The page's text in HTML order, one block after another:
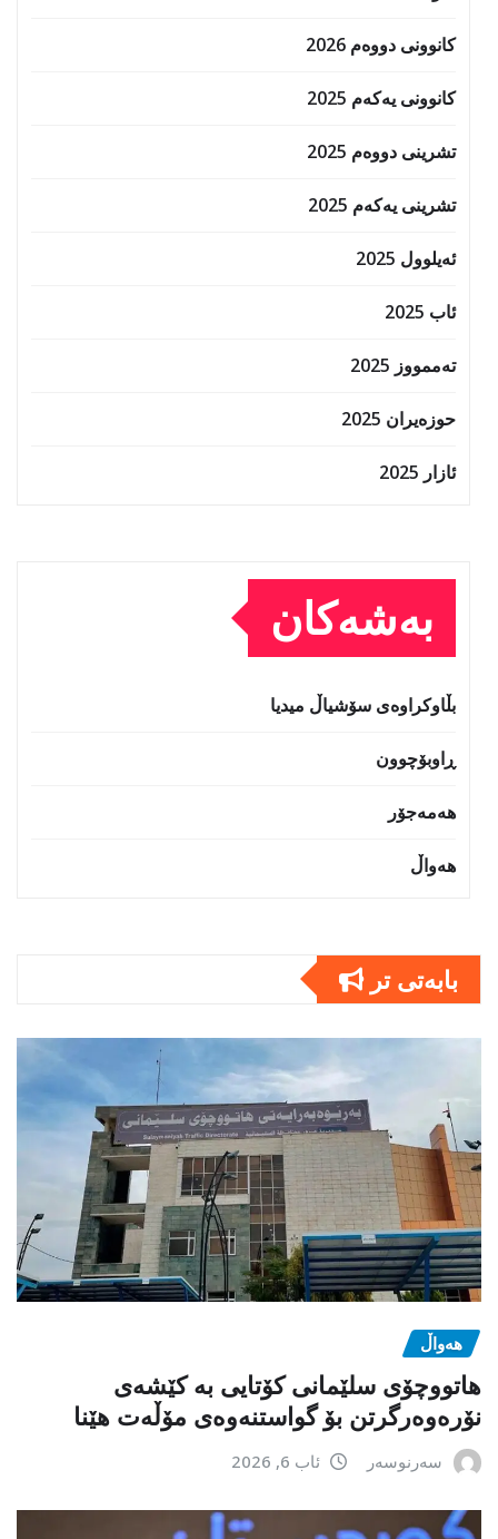
کانوونی دووەم 2026
کانوونی یەکەم 2025
تشرینی دووەم 2025
تشرینی یەکەم 2025
ئەیلوول 2025
ئاب 2025
تەممووز 2025
حوزه‌یران 2025
ئازار 2025
بەشەکان
بڵاوکراوەی سۆشیاڵ میدیا
ڕاوبۆچوون
هەمەجۆر
هەواڵ
بابەتى تر
هەواڵ
هاتووچۆی سلێمانی کۆتایی بە کێشەی
نۆرەوەرگرتن بۆ گواستنەوەی مۆڵەت هێنا
سەرنوسەر ئاب 6, 2026